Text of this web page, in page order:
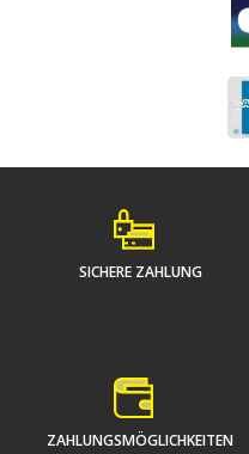
SICHERE ZAHLUNG
ZAHLUNGSMÖGLICHKEITEN